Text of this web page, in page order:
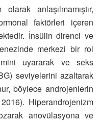
anlaşılmamıştır,
faktörleri içeren
İnsülin direnci ve
merkezi bir rol
uyararak ve seks
seviyelerini azaltarak
böylece androjenlerin
2016). Hiperandrojenizm
anovülasyona ve